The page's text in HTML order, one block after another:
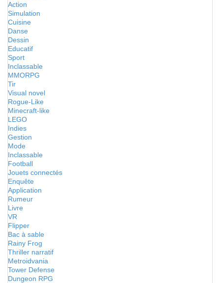
Action
Simulation
Cuisine
Danse
Dessin
Educatif
Sport
Inclassable
MMORPG
Tir
Visual novel
Rogue-Like
Minecraft-like
LEGO
Indies
Gestion
Mode
Inclassable
Football
Jouets connectés
Enquête
Application
Rumeur
Livre
VR
Flipper
Bac à sable
Rainy Frog
Thriller narratif
Metroidvania
Tower Defense
Dungeon RPG